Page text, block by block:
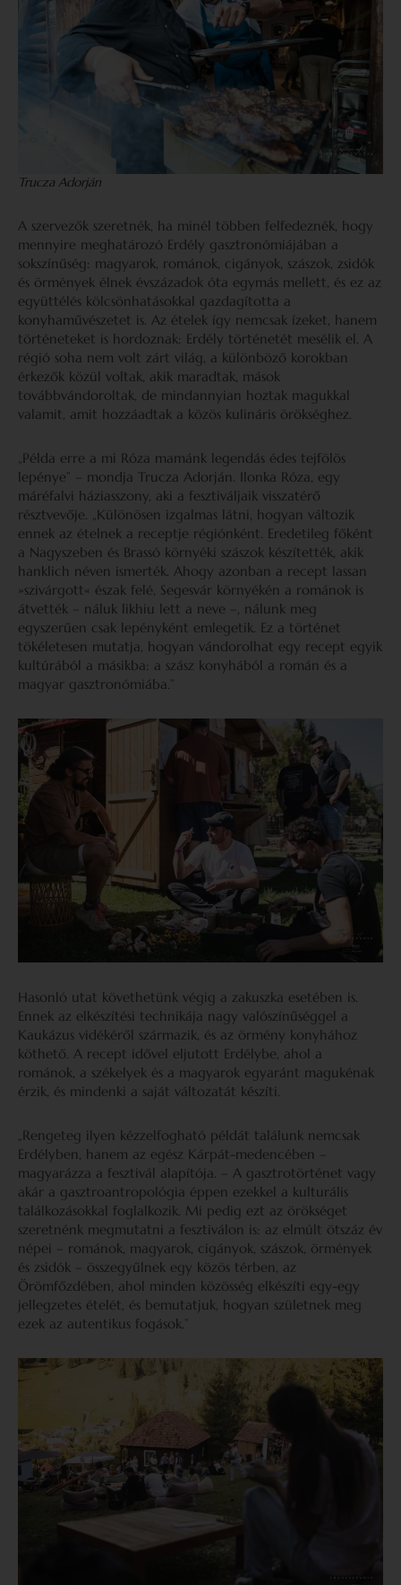
Trucza Adorján
A szervezők szeretnék, ha minél többen felfedeznék, hogy
mennyire meghatározó Erdély gasztronómiájában a
sokszínűség: magyarok, románok, cigányok, szászok, zsidók
és örmények élnek évszázadok óta egymás mellett, és ez az
együttélés kölcsönhatásokkal gazdagította a
konyhaművészetet is. Az ételek így nemcsak ízeket, hanem
történeteket is hordoznak: Erdély történetét mesélik el. A
régió soha nem volt zárt világ, a különböző korokban
érkezők közül voltak, akik maradtak, mások
továbbvándoroltak, de mindannyian hoztak magukkal
valamit, amit hozzáadtak a közös kulináris örökséghez.
„Példa erre a mi Róza mamánk legendás édes tejfölös
lepénye” – mondja Trucza Adorján. Ilonka Róza, egy
máréfalvi háziasszony, aki a fesztiváljaik visszatérő
résztvevője. „Különösen izgalmas látni, hogyan változik
ennek az ételnek a receptje régiónként. Eredetileg főként
a Nagyszeben és Brassó környéki szászok készítették, akik
hanklich néven ismerték. Ahogy azonban a recept lassan
»szivárgott« észak felé, Segesvár környékén a románok is
átvették – náluk likhiu lett a neve –, nálunk meg
egyszerűen csak lepényként emlegetik. Ez a történet
tökéletesen mutatja, hogyan vándorolhat egy recept egyik
kultúrából a másikba: a szász konyhából a román és a
magyar gasztronómiába.”
Hasonló utat követhetünk végig a zakuszka esetében is.
Ennek az elkészítési technikája nagy valószínűséggel a
Kaukázus vidékéről származik, és az örmény konyhához
köthető. A recept idővel eljutott Erdélybe, ahol a
románok, a székelyek és a magyarok egyaránt magukénak
érzik, és mindenki a saját változatát készíti.
„Rengeteg ilyen kézzelfogható példát találunk nemcsak
Erdélyben, hanem az egész Kárpát-medencében –
magyarázza a fesztivál alapítója. – A gasztrotörténet vagy
akár a gasztroantropológia éppen ezekkel a kulturális
találkozásokkal foglalkozik. Mi pedig ezt az örökséget
szeretnénk megmutatni a fesztiválon is: az elmúlt ötszáz év
népei – románok, magyarok, cigányok, szászok, örmények
és zsidók – összegyűlnek egy közös térben, az
Örömfőzdében, ahol minden közösség elkészíti egy-egy
jellegzetes ételét, és bemutatjuk, hogyan születnek meg
ezek az autentikus fogások.”